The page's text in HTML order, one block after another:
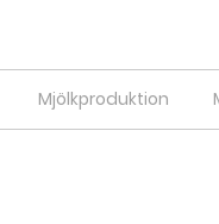
Mjölkproduktion